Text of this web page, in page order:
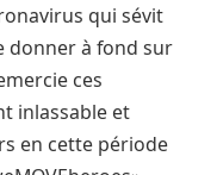
qui sévit
donner à fond sur
ces
inlassable et
en cette période